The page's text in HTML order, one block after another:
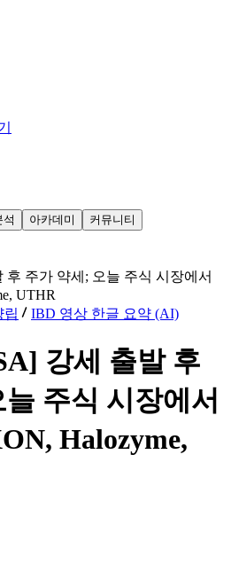
석 아카데미 커뮤니티
후 주가 약세; 오늘 주식 시장에서
UTHR
립
IBD 영상 한글 요약 (AI)
강세 출발 후
주식 시장에서
Halozyme,